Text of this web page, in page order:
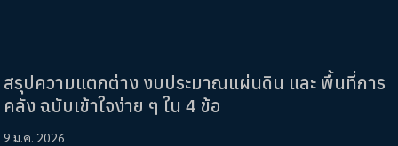
สรุปความแตกต่าง งบประมาณแผ่นดิน และ พื้นที่การ
คลัง ฉบับเข้าใจง่าย ๆ ใน 4 ข้อ
9 ม.ค. 2026